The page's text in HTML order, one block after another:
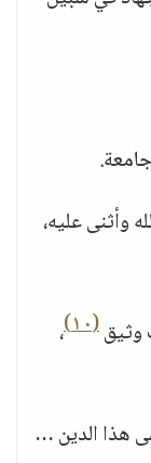
وأثنى عليه،
وثيق(١٠)
،
هذا الدين …